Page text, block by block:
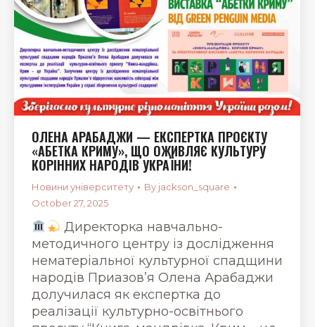
ОЛЕНА АРАБАДЖИ — ЕКСПЕРТКА ПРОЄКТУ
«АБЕТКА КРИМУ», ЩО ОЖИВЛЯЄ КУЛЬТУРУ
КОРІННИХ НАРОДІВ УКРАЇНИ!
Новини університету By jackson_square
October 27, 2025
Директорка навчально-
методичного центру із дослідження
нематеріальної культурної спадщини
народів Приазов’я Олена Арабаджи
долучилася як експертка до
реалізації культурно-освітнього